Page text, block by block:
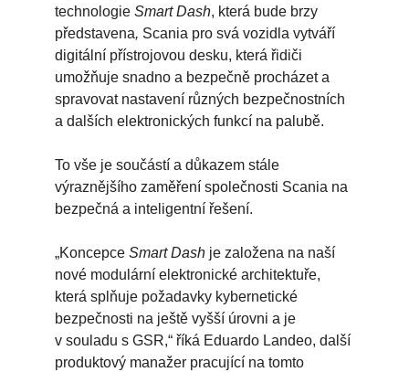
technologie Smart Dash, která bude brzy
představena, Scania pro svá vozidla vytváří
digitální přístrojovou desku, která řidiči
umožňuje snadno a bezpečně procházet a
spravovat nastavení různých bezpečnostních
a dalších elektronických funkcí na palubě.
To vše je součástí a důkazem stále
výraznějšího zaměření společnosti Scania na
bezpečná a inteligentní řešení.
„Koncepce Smart Dash je založena na naší
nové modulární elektronické architektuře,
která splňuje požadavky kybernetické
bezpečnosti na ještě vyšší úrovni a je
v souladu s GSR,“ říká Eduardo Landeo, další
produktový manažer pracující na tomto